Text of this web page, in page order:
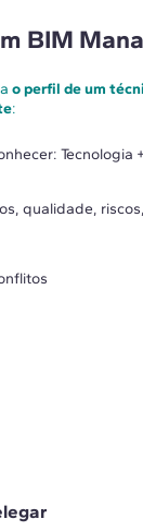
BIM
o perfil de um
:
Tecnologia
qualidade,